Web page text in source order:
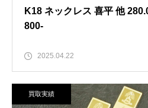
K18 ネックレス 喜平 他
800-
2025.04.22
買取実績